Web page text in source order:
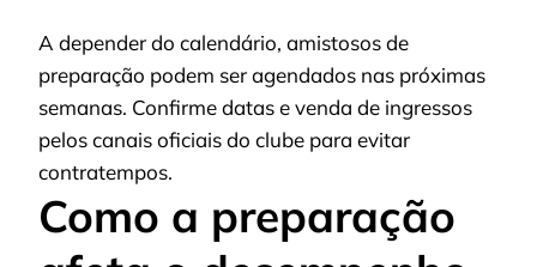
A depender do calendário, amistosos de
preparação podem ser agendados nas próximas
semanas. Confirme datas e venda de ingressos
pelos canais oficiais do clube para evitar
contratempos.
Como a preparação